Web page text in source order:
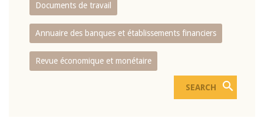
Documents de travail
Annuaire des banques et établissements financiers
Revue économique et monétaire